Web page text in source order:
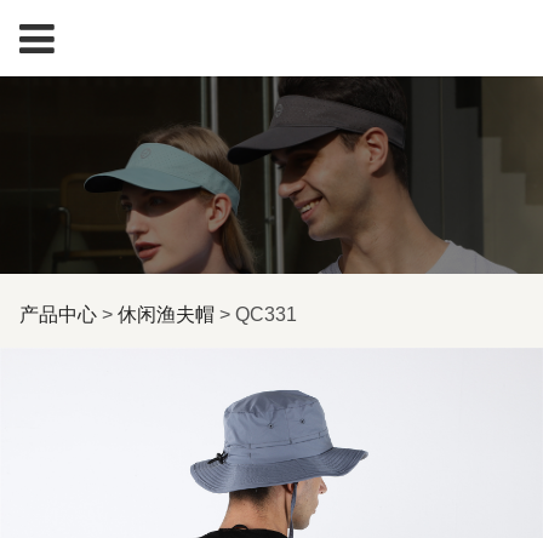
QC331
产品中心> 休闲渔夫帽> QC331